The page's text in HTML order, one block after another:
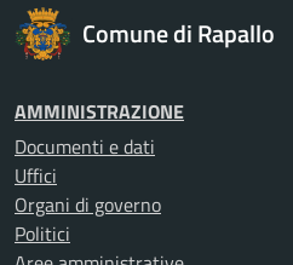
Comune di Rapallo
AMMINISTRAZIONE
Documenti e dati
Uffici
Organi di governo
Politici